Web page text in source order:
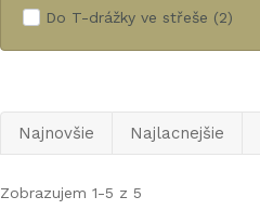
Do T-drážky ve střeše (2)
Najnovšie Najlacnejšie
Zobrazujem 1-5 z 5